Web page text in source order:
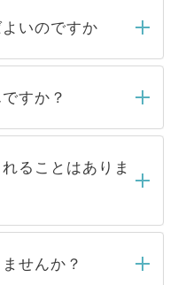
いのですか
、弊社担当者がご
後メールもしくは
内にはご連絡をせて
らくお待ちくださ
すか？
扱っている求人の
トからご覧いただ
す。非公開求人は
般には公開してい
人気のある医療機
ることはありま
とは一切ありませ
ら内定をいただい
せんか？